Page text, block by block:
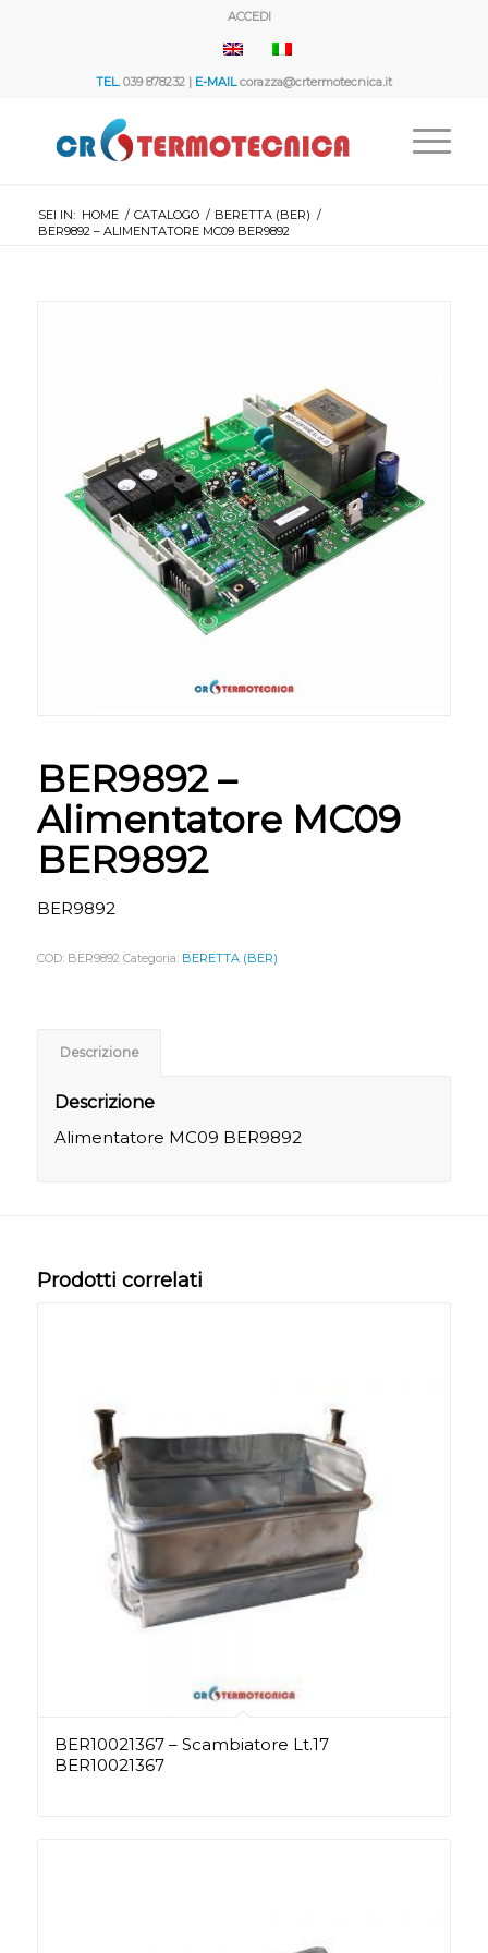
ACCEDI
TEL.039 878232 | E-MAILcorazza@crtermotecnica.it
SEI IN: HOME / CATALOGO / BERETTA (BER) /
BER9892 – ALIMENTATORE MC09 BER9892
BER9892 –
Alimentatore MC09
BER9892
BER9892
COD: BER9892 Categoria: BERETTA (BER)
Descrizione
Descrizione
Alimentatore MC09 BER9892
Prodotti correlati
BER10021367 – Scambiatore Lt.17
BER10021367